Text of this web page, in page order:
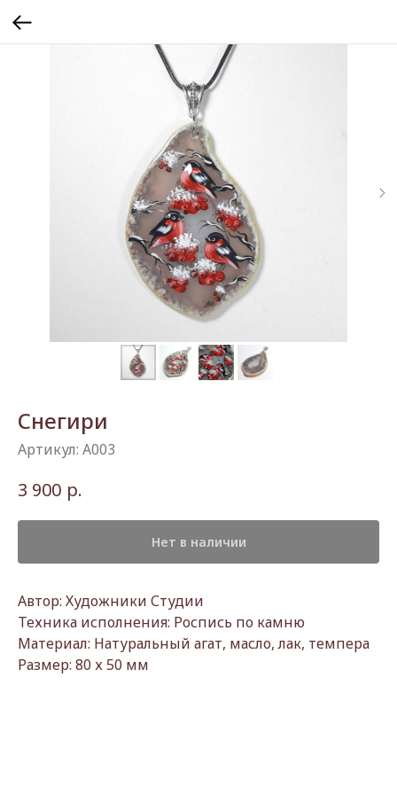
Снегири
Артикул: А003
3 900 р.
Нет в наличии
Автор: Художники Студии
Техника исполнения: Роспись по камню
Материал: Натуральный агат, масло, лак, темпера
Размер: 80 х 50 мм